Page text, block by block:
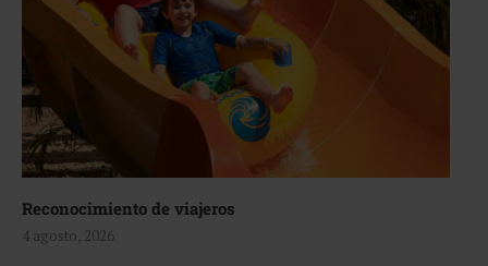
Reconocimiento de viajeros
4 agosto, 2026